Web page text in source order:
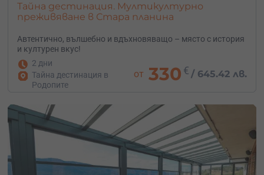
Тайна дестинация. Mултикултурно
преживяване в Стара планина
Автентично, вълшебно и вдъхновяващо – място с история
и културен вкус!
2 дни
Тайна дестинация в
Родопите
от 330 € / 645.42 лв.